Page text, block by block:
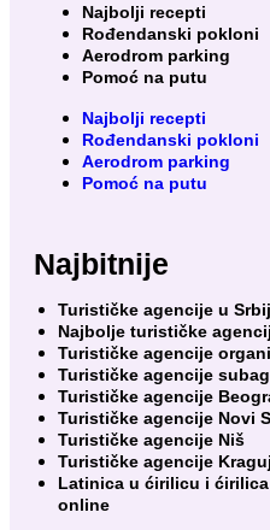
Najbolji recepti
Rođendanski pokloni
Aerodrom parking
Pomoć na putu
Najbolji recepti
Rođendanski pokloni
Aerodrom parking
Pomoć na putu
Najbitnije
Turističke agencije u
Najbolje turističke
Turističke agencije
Turističke agencije
Turističke agencije
Turističke agencije Novi
Turističke agencije Niš
Turističke agencije
Latinica u ćirilicu i
online